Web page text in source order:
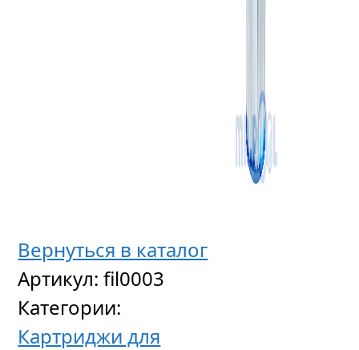
Вернуться в каталог
Артикул:fil0003
Категории:
Картриджи для
Xpert
10,
диам.